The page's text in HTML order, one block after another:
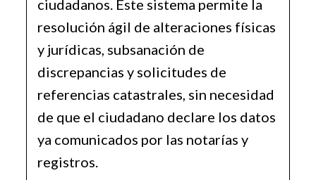
ciudadanos. Este sistema permite la
resolución ágil de alteraciones físicas
y jurídicas, subsanación de
discrepancias y solicitudes de
referencias catastrales, sin necesidad
de que el ciudadano declare los datos
ya comunicados por las notarías y
registros.